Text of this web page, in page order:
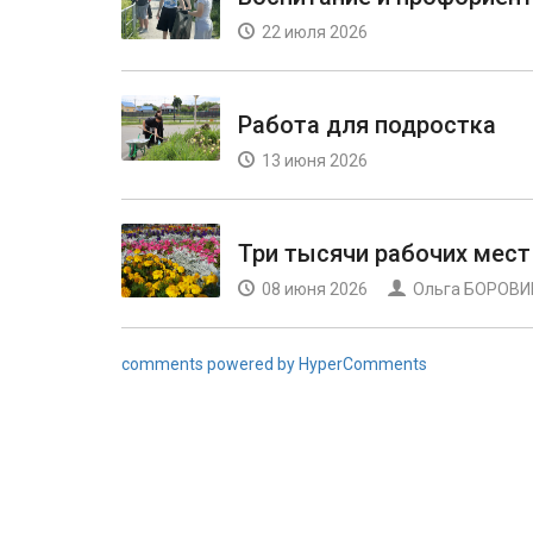
22 июля 2026
Работа для подростка
13 июня 2026
Три тысячи рабочих мест
08 июня 2026 Ольга
comments powered by HyperComments